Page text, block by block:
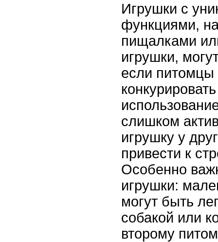
Игрушки с
функциями,
пищалками
игрушки,
если питомцы
слишком
игрушку у
привести к
Особенно
игрушки:
могут быть
собакой или
второму